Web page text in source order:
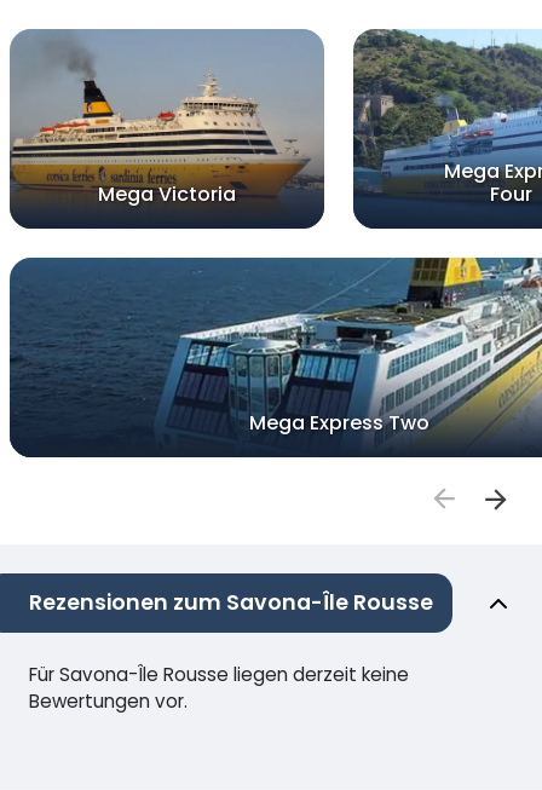
Mega Victoria
Mega
Four
Mega Express Two
Rezensionen zum Savona-Île Rousse
Für Savona-Île Rousse liegen derzeit keine
Bewertungen vor.